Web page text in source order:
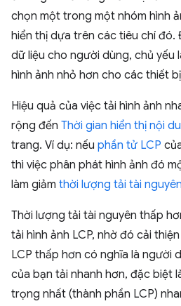
chọn một trong một nhóm hình
hiển thị dựa trên các tiêu chí đó.
dữ liệu cho người dùng, chủ yếu
hình ảnh nhỏ hơn cho các thiết
Hiệu quả của việc tải hình ảnh
rộng đến Thời gian hiển thị nội
trang. Ví dụ: nếu phần tử LCP
thì việc phân phát hình ảnh đó
làm giảm thời lượng tải tài nguyên
Thời lượng tải tài nguyên thấp
tải hình ảnh LCP, nhờ đó cải
LCP thấp hơn có nghĩa là người
của bạn tải nhanh hơn, đặc biệt
trọng nhất (thành phần LCP)